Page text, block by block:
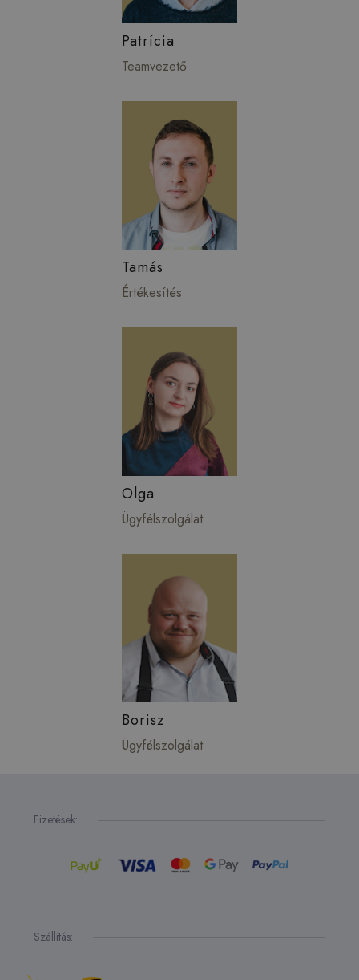
Patrícia
Teamvezető
Tamás
Értékesítés
Olga
Ügyfélszolgálat
Borisz
Ügyfélszolgálat
Fizetések:
Szállítás: